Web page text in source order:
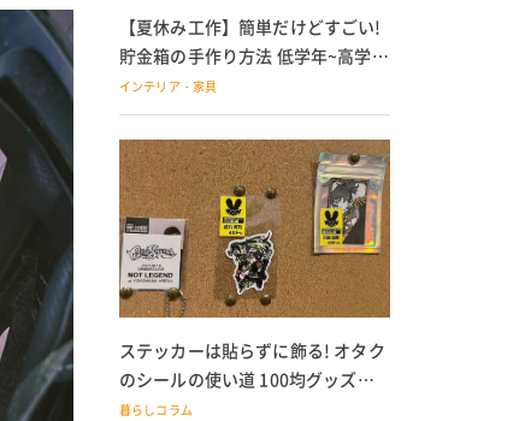
【夏休み工作】簡単だけどすごい!
貯金箱の手作り方法 低学年~高学年
の子どもにも
インテリア・家具
ステッカーは貼らずに飾る! オタク
のシールの使い道 100均グッズで
の飾り方も
暮らしコラム